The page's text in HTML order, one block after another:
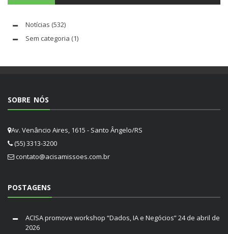
Notícias (532)
Sem categoria (1)
SOBRE NÓS
Av. Venâncio Aires, 1615 - Santo Ângelo/RS
(55) 3313-3200
contato@acisamissoes.com.br
POSTAGENS
ACISA promove workshop “Dados, IA e Negócios”24 de abril de
2026